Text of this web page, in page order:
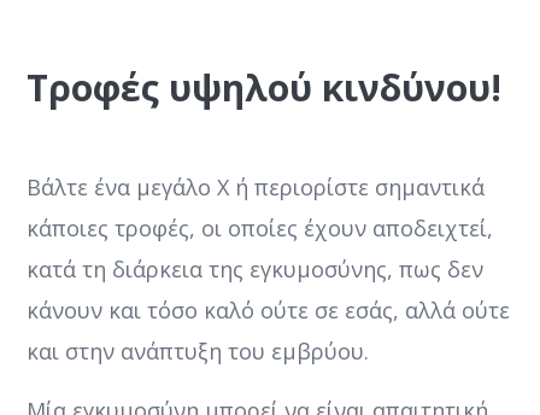
Τροφές υψηλού κινδύνου!
Βάλτε ένα μεγάλο Χ ή περιορίστε σημαντικά
κάποιες τροφές, οι οποίες έχουν αποδειχτεί,
κατά τη διάρκεια της εγκυμοσύνης, πως δεν
κάνουν και τόσο καλό ούτε σε εσάς, αλλά ούτε
και στην ανάπτυξη του εμβρύου.